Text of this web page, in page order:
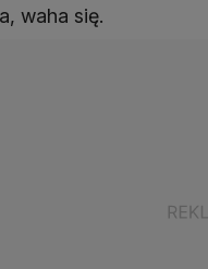
waha się.